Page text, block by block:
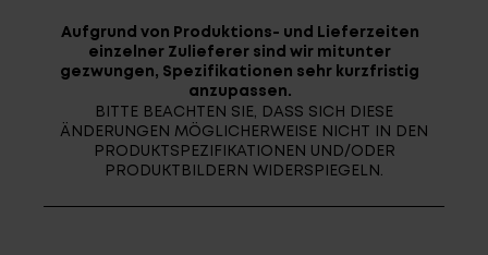
Aufgrund von Produktions- und Lieferzeiten
einzelner Zulieferer sind wir mitunter
gezwungen, Spezifikationen sehr kurzfristig
anzupassen.
BITTE BEACHTEN SIE, DASS SICH DIESE
ÄNDERUNGEN MÖGLICHERWEISE NICHT IN DEN
PRODUKTSPEZIFIKATIONEN UND/ODER
PRODUKTBILDERN WIDERSPIEGELN.